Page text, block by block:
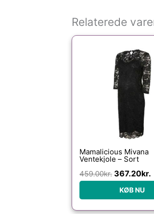
Relaterede
Mamalicious Mivana
Ventekjole – Sort
459.00kr.
oprindelige
pris
var:
459.00kr..
367.20kr.
KØB NU